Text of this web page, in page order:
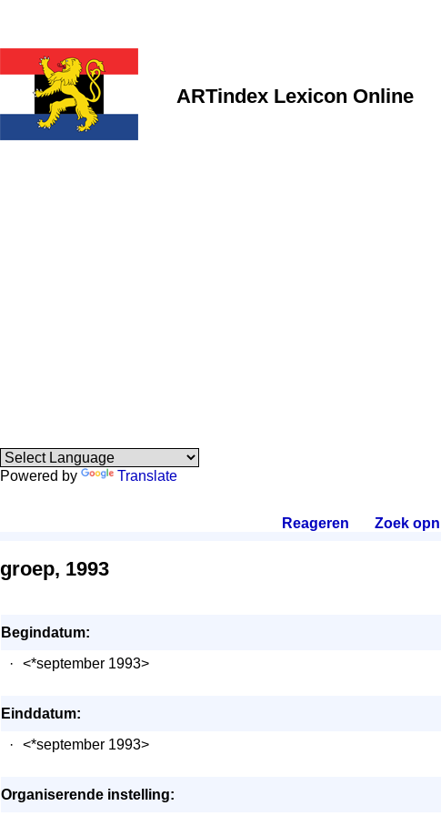
ARTindex Lexicon Online
Powered by Translate
Reageren Zoek
groep, 1993
Begindatum:
·
<*september 1993>
Einddatum:
·
<*september 1993>
Organiserende instelling: